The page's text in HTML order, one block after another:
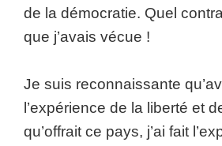
de la démocratie. Quel
que j’avais vécue !
Je suis reconnaissante
l’expérience de la liberté et
qu’offrait ce pays, j’ai fait